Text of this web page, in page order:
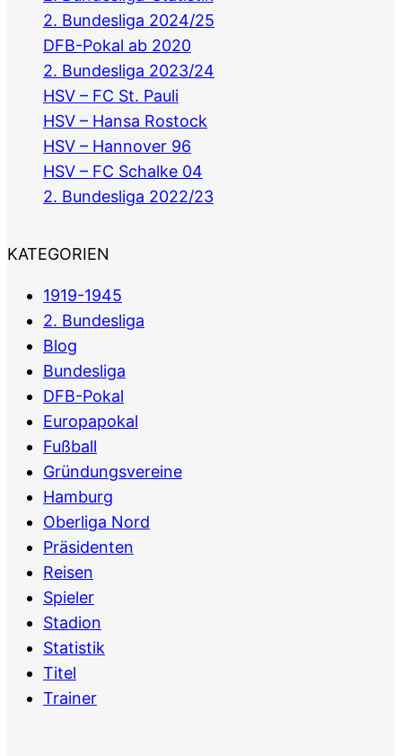
2. Bundesliga 2024/25
DFB-Pokal ab 2020
2. Bundesliga 2023/24
HSV – FC St. Pauli
HSV – Hansa Rostock
HSV – Hannover 96
HSV – FC Schalke 04
2. Bundesliga 2022/23
KATEGORIEN
1919-1945
2. Bundesliga
Blog
Bundesliga
DFB-Pokal
Europapokal
Fußball
Gründungsvereine
Hamburg
Oberliga Nord
Präsidenten
Reisen
Spieler
Stadion
Statistik
Titel
Trainer